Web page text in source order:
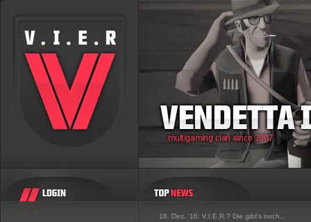
18. Dez. '16: V.I.E.R.? Die gibt's noch...